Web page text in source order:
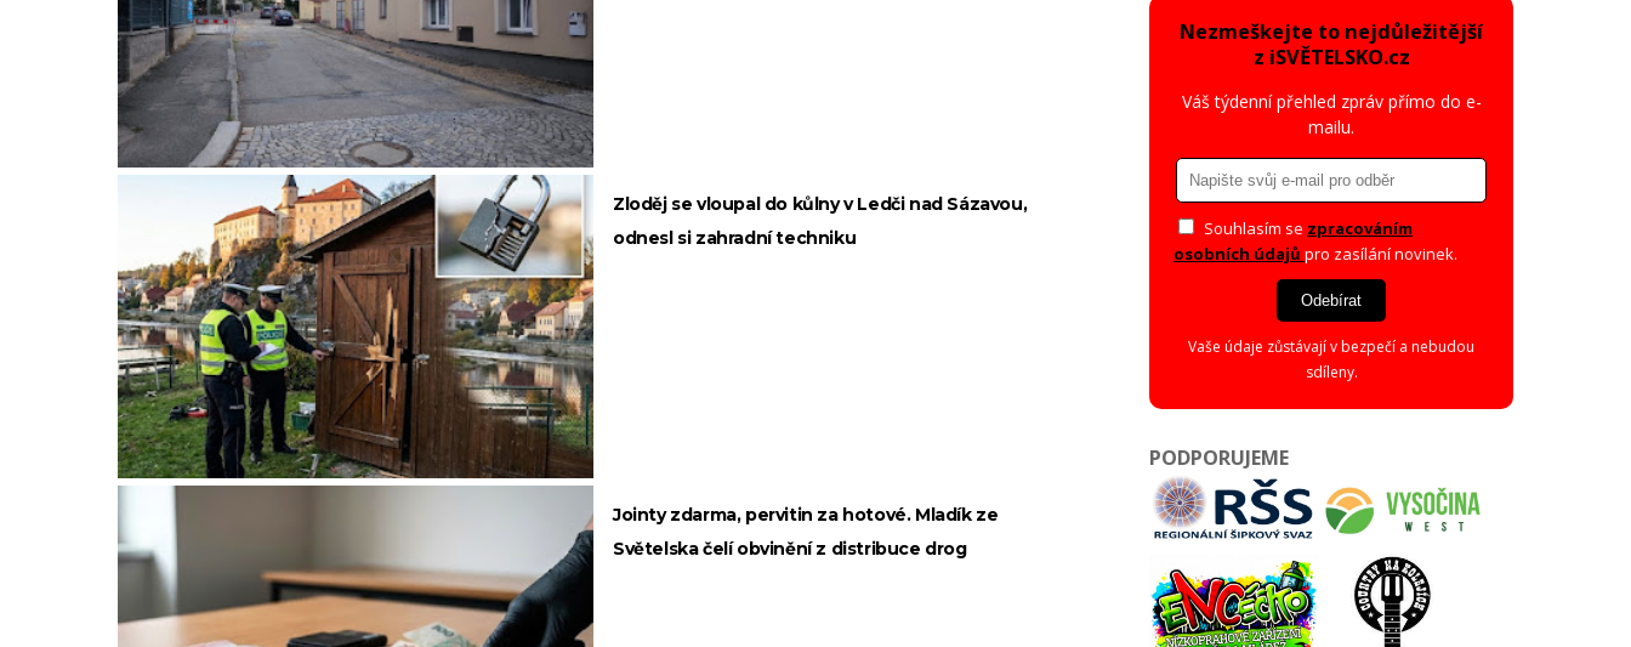
Zloděj se vloupal do kůlny v Ledči nad Sázavou,
odnesl si zahradní techniku
Jointy zdarma, pervitin za hotové. Mladík ze
Světelska čelí obvinění z distribuce drog
Nezmeškejte to nejdůležitější
z iSVĚTELSKO.cz
Váš týdenní přehled zpráv přímo do e-
mailu.
Souhlasím se zpracováním
osobních údajů pro zasílání novinek.
Odebírat
Vaše údaje zůstávají v bezpečí a nebudou
sdíleny.
PODPORUJEME